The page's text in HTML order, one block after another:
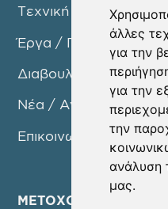
άλλες
για την
για την
την
ανάλυση
μας.
Τεχνική Υπηρεσία
Έργα / Προγράμματα
Διαβουλεύσεις
Νέα / Ανακοινώσεις
Επικοινωνία
ΜΕΤΟΧΟΙ